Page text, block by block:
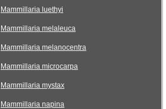
Mammillaria luethyi
Mammillaria melaleuca
Mammillaria melanocentra
Mammillaria microcarpa
Mammillaria mystax
Mammillaria napina